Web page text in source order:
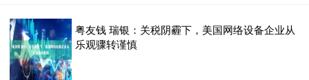
粤友钱 瑞银：关税阴霾下，美国网络设备企业从
乐观骤转谨慎